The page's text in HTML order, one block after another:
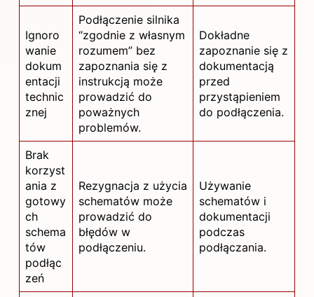
Ignoro
wanie
dokum
entacji
technic
znej
Podłączenie silnika
“zgodnie z własnym
rozumem” bez
zapoznania się z
instrukcją może
prowadzić do
poważnych
problemów.
Dokładne
zapoznanie się z
dokumentacją
przed
przystąpieniem
do podłączenia.
Brak
korzyst
ania z
gotowy
ch
schema
tów
podłąc
zeń
Rezygnacja z użycia
schematów może
prowadzić do
błędów w
podłączeniu.
Używanie
schematów i
dokumentacji
podczas
podłączania.